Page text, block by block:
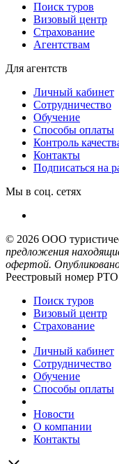
Поиск туров
Визовый центр
Страхование
Агентствам
Для агентств
Личный кабинет
Сотрудничество
Обучение
Способы оплаты
Контроль
Контакты
Подписаться на
Мы в соц. сетях
© 2026 ООО
предложения
офертой.
Реестровый номер
Поиск туров
Визовый центр
Страхование
Личный кабинет
Сотрудничество
Обучение
Способы оплаты
Новости
О компании
Контакты